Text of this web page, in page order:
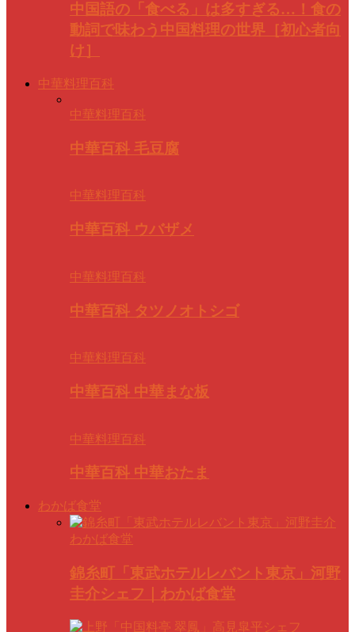
中国語の「食べる」は多すぎる…！食の
動詞で味わう中国料理の世界［初心者向
け］
中華料理百科
中華料理百科
中華百科 毛豆腐
中華料理百科
中華百科 ウバザメ
中華料理百科
中華百科 タツノオトシゴ
中華料理百科
中華百科 中華まな板
中華料理百科
中華百科 中華おたま
わかば食堂
わかば食堂
錦糸町「東武ホテルレバント東京」河野
圭介シェフ｜わかば食堂